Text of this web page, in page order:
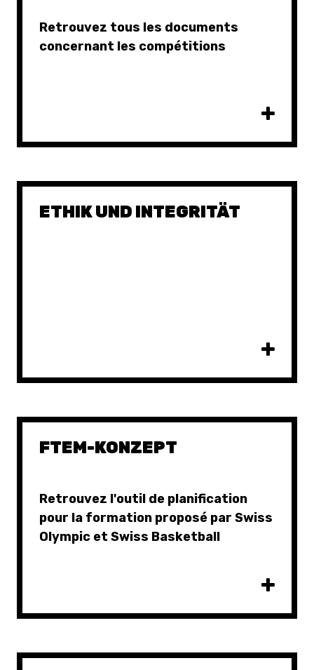
Retrouvez tous les documents
concernant les compétitions
ETHIK UND INTEGRITÄT
FTEM-KONZEPT
Retrouvez l'outil de planification
pour la formation proposé par Swiss
Olympic et Swiss Basketball